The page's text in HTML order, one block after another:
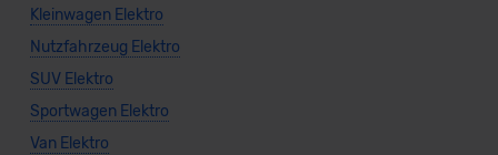
Kleinwagen Elektro
Nutzfahrzeug Elektro
SUV Elektro
Sportwagen Elektro
Van Elektro